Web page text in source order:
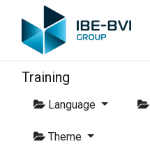
Training
Language
Theme